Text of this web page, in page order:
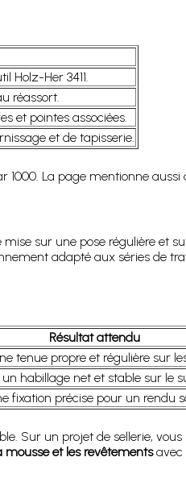
Holz-Her 3411.
réassort.
et pointes associées.
et de tapisserie.
1000. La page mentionne
sur une pose régulière et
adapté aux séries de
Résultat attendu
tenue propre et régulière sur
habillage net et stable sur le
fixation précise pour un rendu
Sur un projet de sellerie, vous
mousse et les revêtementsavec